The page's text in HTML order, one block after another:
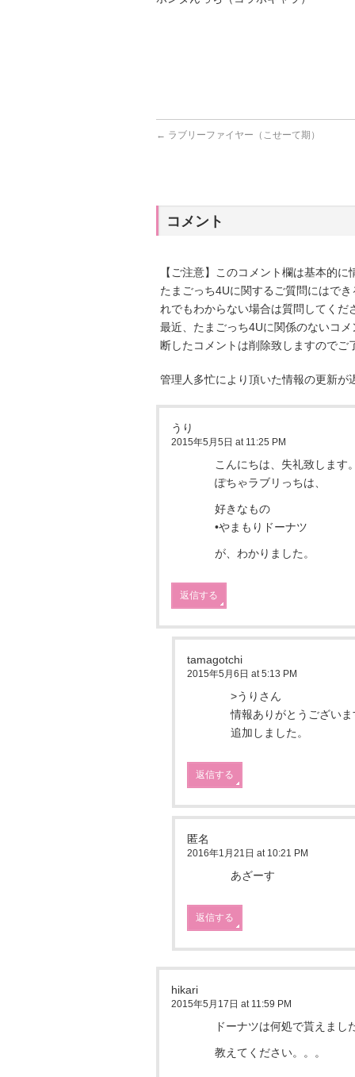
← ラブリーファイヤー（こせーて期）
コメント
【ご注意】このコメント欄は基本的
たまごっち4Uに関するご質問にはで
れでもわからない場合は質問してくだ
最近、たまごっち4Uに関係のないコ
断したコメントは削除致しますのでご
管理人多忙により頂いた情報の更新が
うり
2015年5月5日 at 11:25 PM
こんにちは、失礼致します。
ぽちゃラブリっちは、
好きなもの
•やまもりドーナツ
が、わかりました。
返信する
tamagotchi
2015年5月6日 at 5:13 PM
>うりさん
情報ありがとうございま
追加しました。
返信する
匿名
2016年1月21日 at 10:21 PM
あざーす
返信する
hikari
2015年5月17日 at 11:59 PM
ドーナツは何処で貰えまし
教えてください。。。